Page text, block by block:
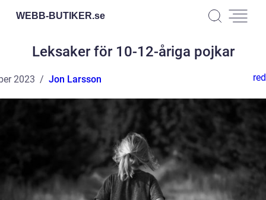
WEBB-BUTIKER.se
Leksaker för 10-12-åriga pojkar
2023 Jon Larsson